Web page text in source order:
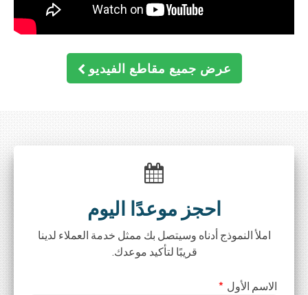
عرض جميع مقاطع الفيديو
احجز موعدًا اليوم
املأ النموذج أدناه وسيتصل بك ممثل خدمة العملاء لدينا
قريبًا لتأكيد موعدك.
الاسم الأول *